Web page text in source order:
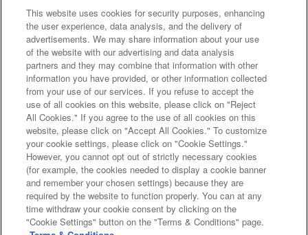
中期経営計画（2012～2015年度）のグループ定量目標
前のページへ
次のページへ
This website uses cookies for security purposes, enhancing
the user experience, data analysis, and the delivery of
advertisements. We may share information about your use
of the website with our advertising and data analysis
partners and they may combine that information with other
information you have provided, or other information collected
from your use of our services. If you refuse to accept the
use of all cookies on this website, please click on "Reject
All Cookies." If you agree to the use of all cookies on this
website, please click on "Accept All Cookies." To customize
your cookie settings, please click on "Cookie Settings."
However, you cannot opt out of strictly necessary cookies
(for example, the cookies needed to display a cookie banner
and remember your chosen settings) because they are
required by the website to function properly. You can at any
time withdraw your cookie consent by clicking on the
"Cookie Settings" button on the "Terms & Conditions" page.